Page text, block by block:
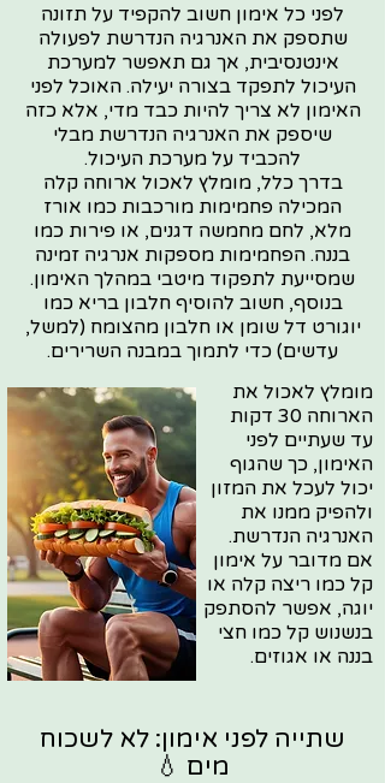
לפני כל אימון חשוב להקפיד על תזונה
שתספק את האנרגיה הנדרשת לפעולה
אינטנסיבית, אך גם תאפשר למערכת
העיכול לתפקד בצורה יעילה. האוכל לפני
האימון לא צריך להיות כבד מדי, אלא כזה
שיספק את האנרגיה הנדרשת מבלי
להכביד על מערכת העיכול.
בדרך כלל, מומלץ לאכול ארוחה קלה
המכילה פחמימות מורכבות כמו אורז
מלא, לחם מחמשה דגנים, או פירות כמו
בננה. הפחמימות מספקות אנרגיה זמינה
שמסייעת לתפקוד מיטבי במהלך האימון.
בנוסף, חשוב להוסיף חלבון בריא כמו
יוגורט דל שומן או חלבון מהצומח (למשל,
עדשים) כדי לתמוך במבנה השרירים.
מומלץ לאכול את
הארוחה 30 דקות
עד שעתיים לפני
האימון, כך שהגוף
יכול לעכל את המזון
ולהפיק ממנו את
האנרגיה הנדרשת.
אם מדובר על אימון
קל כמו ריצה קלה או
יוגה, אפשר להסתפק
בנשנוש קל כמו חצי
בננה או אגוזים.
שתייה לפני אימון: לא לשכוח
מים 💧